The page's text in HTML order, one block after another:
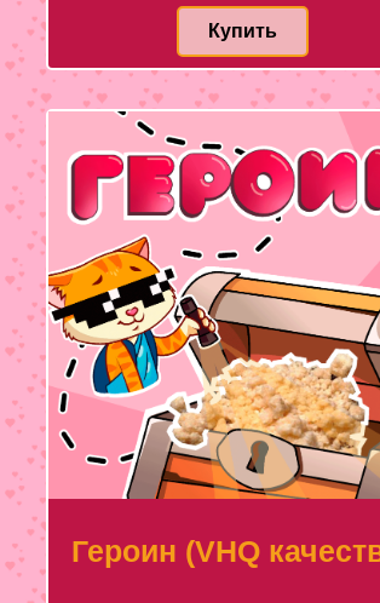
Купить
Героин (VHQ